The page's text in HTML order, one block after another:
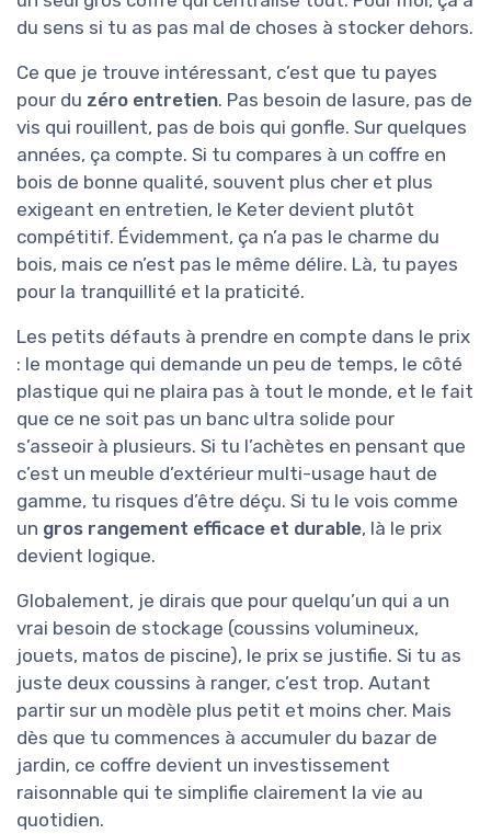
du sens si tu as pas mal de choses à stocker dehors.
Ce que je trouve intéressant, c’est que tu payes
pour du zéro entretien. Pas besoin de lasure, pas de
vis qui rouillent, pas de bois qui gonfle. Sur quelques
années, ça compte. Si tu compares à un coffre en
bois de bonne qualité, souvent plus cher et plus
exigeant en entretien, le Keter devient plutôt
compétitif. Évidemment, ça n’a pas le charme du
bois, mais ce n’est pas le même délire. Là, tu payes
pour la tranquillité et la praticité.
Les petits défauts à prendre en compte dans le prix
: le montage qui demande un peu de temps, le côté
plastique qui ne plaira pas à tout le monde, et le fait
que ce ne soit pas un banc ultra solide pour
s’asseoir à plusieurs. Si tu l’achètes en pensant que
c’est un meuble d’extérieur multi-usage haut de
gamme, tu risques d’être déçu. Si tu le vois comme
un gros rangement efficace et durable, là le prix
devient logique.
Globalement, je dirais que pour quelqu’un qui a un
vrai besoin de stockage (coussins volumineux,
jouets, matos de piscine), le prix se justifie. Si tu as
juste deux coussins à ranger, c’est trop. Autant
partir sur un modèle plus petit et moins cher. Mais
dès que tu commences à accumuler du bazar de
jardin, ce coffre devient un investissement
raisonnable qui te simplifie clairement la vie au
quotidien.